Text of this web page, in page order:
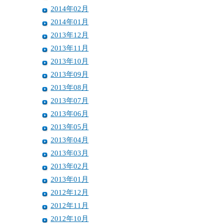
2014年02月
2014年01月
2013年12月
2013年11月
2013年10月
2013年09月
2013年08月
2013年07月
2013年06月
2013年05月
2013年04月
2013年03月
2013年02月
2013年01月
2012年12月
2012年11月
2012年10月